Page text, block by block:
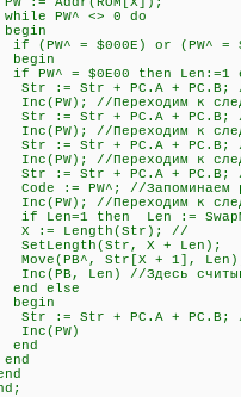
PW^ <> 0 do
(PW^ = $000E) or (PW^ =
PW^ = $0E00 then Len:=1
:= Str + PC.A + PC.B; //
//Переходим к
:= Str + PC.A + PC.B; //
//Переходим к
:= Str + PC.A + PC.B; //
//Переходим к
:= Str + PC.A + PC.B; //
:= PW^; //Запоминаем
//Переходим к
Len=1 then Len :=
:= Length(Str); //
X +
Str[X + 1],
Len) //Здесь
else
:= Str + PC.A + PC.B; //